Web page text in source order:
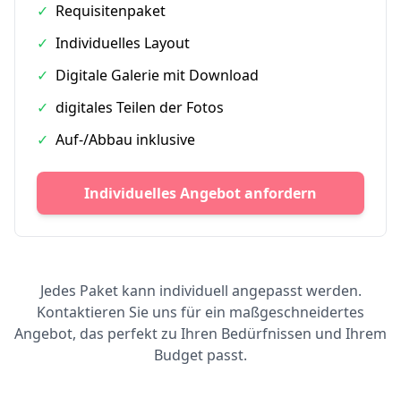
✓ Requisitenpaket
✓ Individuelles Layout
✓ Digitale Galerie mit Download
✓ digitales Teilen der Fotos
✓ Auf-/Abbau inklusive
Individuelles Angebot anfordern
Jedes Paket kann individuell angepasst werden.
Kontaktieren Sie uns für ein maßgeschneidertes
Angebot, das perfekt zu Ihren Bedürfnissen und Ihrem
Budget passt.